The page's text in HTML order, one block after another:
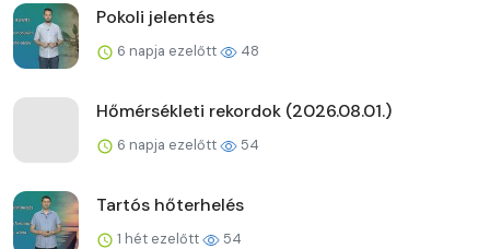
Pokoli jelentés
6 napja ezelőtt 48
Hőmérsékleti rekordok (2026.08.01.)
6 napja ezelőtt 54
Tartós hőterhelés
1 hét ezelőtt 54